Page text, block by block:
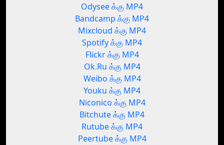
Odysee க்கு MP4
Bandcamp க்கு MP4
Mixcloud க்கு MP4
Spotify க்கு MP4
Flickr க்கு MP4
Ok.Ru க்கு MP4
Weibo க்கு MP4
Youku க்கு MP4
Niconico க்கு MP4
Bitchute க்கு MP4
Rutube க்கு MP4
Peertube க்கு MP4